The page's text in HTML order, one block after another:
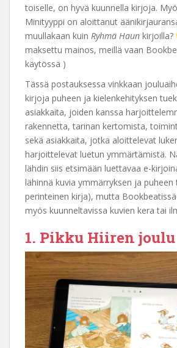
toiselle, on hyvä kuunnella kirjoja.
Minityyppi on aloittanut
muullakaan kuin Ryhmä Haun kirjoilla?
maksettu mainos, meillä vaan
käytössä )
Tässä postauksessa vinkkaan
kirjoja puheen ja kielenkehityksen
asiakkaita, joiden kanssa
rakennetta, tarinan kertomista,
sekä asiakkaita, jotka aloittelevat
harjoittelevat luetun ymmärtämistä.
lähdin siis etsimään luettavaa e-
lähinnä kuvia ymmärryksen ja
perinteinen kirja), mutta
myös kuunneltavissa kuvien kera tai
1. Pikku Hiiren joulu